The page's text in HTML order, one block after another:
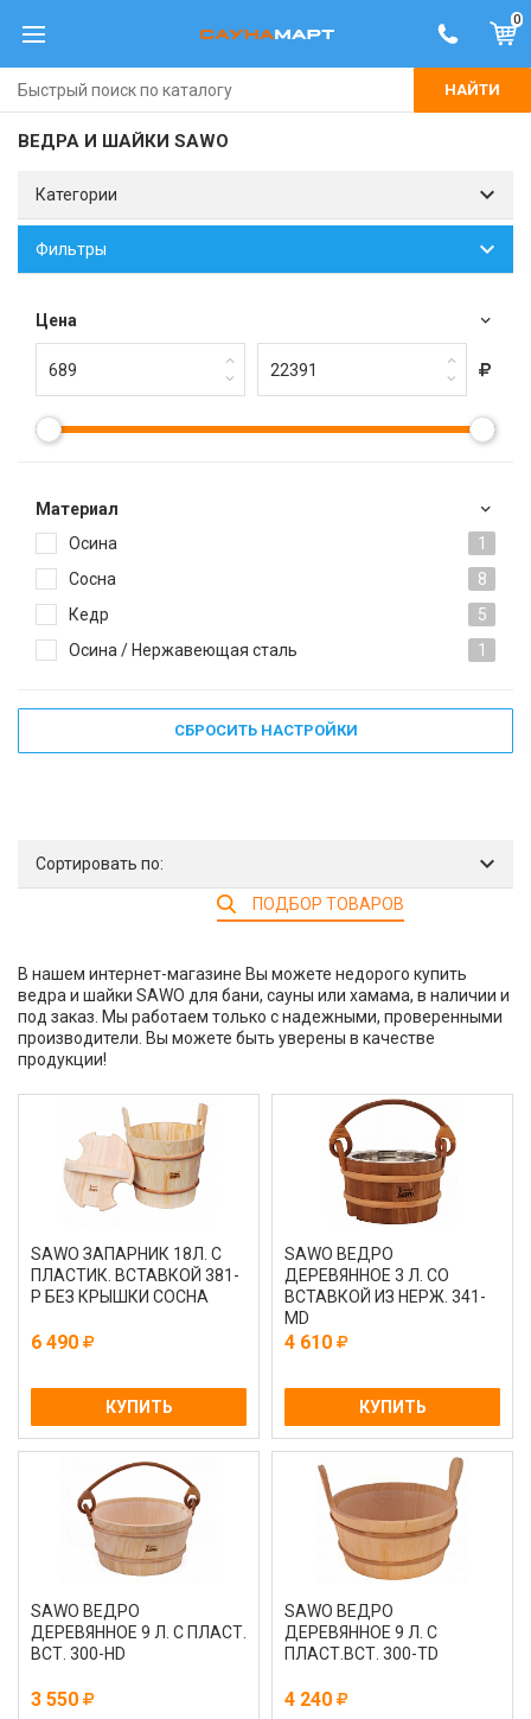
0
НАЙТИ
ВЕДРА И ШАЙКИ SAWO
Категории
Фильтры
Цена
Материал
Осина
1
Сосна
8
Кедр
5
Осина / Нержавеющая сталь
1
СБРОСИТЬ НАСТРОЙКИ
Сортировать по:
ПОДБОР ТОВАРОВ
SAWO ЗАПАРНИК 18Л. С
ПЛАСТИК. ВСТАВКОЙ 381-
P БЕЗ КРЫШКИ СОСНА
6 490
КУПИТЬ
SAWO ВЕДРО
ДЕРЕВЯННОЕ 3 Л. СО
ВСТАВКОЙ ИЗ НЕРЖ. 341-
МD
4 610
КУПИТЬ
SAWO ВЕДРО
ДЕРЕВЯННОЕ 9 Л. С ПЛАСТ.
ВСТ. 300-НD
3 550
SAWO ВЕДРО
ДЕРЕВЯННОЕ 9 Л. С
ПЛАСТ.ВСТ. 300-ТD
4 240
В нашем интернет-магазине Вы можете недорого купить
ведра и шайки SAWO для бани, сауны или хамама, в наличии и
под заказ. Мы работаем только с надежными, проверенными
производители. Вы можете быть уверены в качестве
продукции!